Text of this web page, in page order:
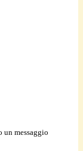
un messaggio